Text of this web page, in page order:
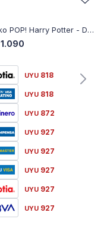
Funko POP! Harry Potter - Dumbledore w/Baby Harry N° 115
1.090
UYU 818
UYU 818
UYU 872
UYU 927
UYU 927
UYU 927
UYU 927
UYU 927